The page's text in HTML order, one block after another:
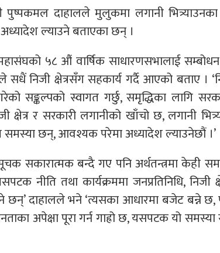
पुष्पकमल दाहालले मुलुकमा लगानी
ल्याउने बताएका छन् ।
५८ औं वार्षिक साधारणसभालाई
सधैं निजी क्षेत्रसँग सहकार्य गर्दै आएको बताए ।
सङ्कल्पको स्वागत गर्छु, समृद्धिका लागि
र सरकारी लगानीको खाँचो छ, लगानी
समस्या छन्, आवश्यक परेमा अध्यादेश ल्याउनेछौं ।’
सकारात्मक बन्दै गए पनि अर्थतन्त्रमा केही
नीति तथा कार्यक्रममा जनप्रतिनिधि, निजी
दाहालले भने ‘त्यसका आधारमा बजेट बन्ने छ,
अपेक्षा पूरा गर्न गाह्रो छ, यसपटक यो समस्या